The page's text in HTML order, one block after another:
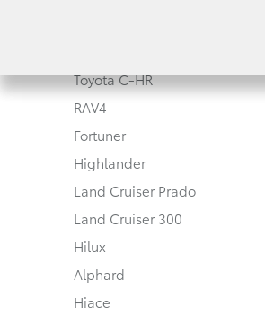
Toyota C-HR
RAV4
Fortuner
Highlander
Land Cruiser Prado
Land Cruiser 300
Hilux
Alphard
Hiace